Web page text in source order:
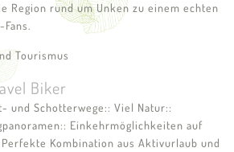
Region rund um Unken zu einem echten
Tourismus
Biker
und Schotterwege:: Viel Natur::
:: Einkehrmöglichkeiten auf
Perfekte Kombination aus Aktivurlaub und